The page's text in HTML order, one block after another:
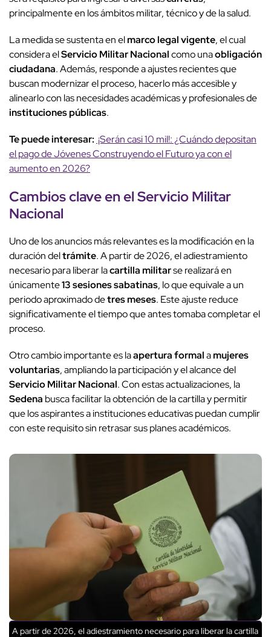
principalmente en los ámbitos militar, técnico y de la salud.
La medida se sustenta en elmarco legal vigente, el cual
considera elServicio Militar Nacionalcomo unaobligación
ciudadana. Además, responde a ajustes recientes que
buscan modernizar el proceso, hacerlo más accesible y
alinearlo con las necesidades académicas y profesionales de
instituciones públicas.
Te puede interesar: ¡Serán casi 10 mil!: ¿Cuándo depositan
el pago de Jóvenes Construyendo el Futuro ya con el
aumento en 2026?
Cambios claveen elServicio Militar
Nacional
Uno de los anuncios más relevantes es la modificación en la
duración deltrámite. A partir de 2026, el adiestramiento
necesario para liberar lacartilla militarse realizará en
únicamente13 sesiones sabatinas, lo que equivale a un
periodo aproximado detres meses. Este ajuste reduce
significativamente el tiempo que antes tomaba completar el
proceso.
Otro cambio importante es laapertura formalamujeres
voluntarias, ampliando la participación y el alcance del
Servicio Militar Nacional. Con estas actualizaciones, la
Sedena busca facilitar la obtención de la cartilla y permitir
que los aspirantes a instituciones educativas puedan cumplir
con este requisito sin retrasar sus planes académicos.
A partir de 2026, el adiestramiento necesario para liberar la cartilla